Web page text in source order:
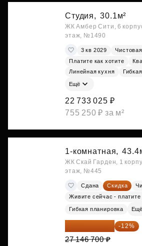
Студия, 30.1м²
ЖК Амбер Сити, 6
этаж, №1490
3 кв 2029
Платите как хотите
Линейная кухня
Ещё
22 733 025 ₽
755 250 ₽ за м²
1-комнатная,
ЖК Скай Гарден, 1
этаж, №445
Сдана Скидка
Живите сейчас - платите
Гибкая планировка Ещё
23 889 096 ₽ -12%
27 146 700 ₽